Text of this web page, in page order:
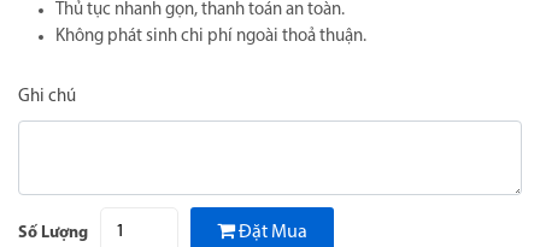
Thủ tục nhanh gọn, thanh toán an toàn.
Không phát sinh chi phí ngoài thoả thuận.
Ghi chú
Số Lượng Đặt Mua